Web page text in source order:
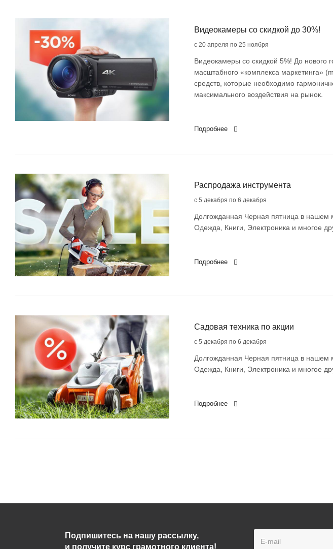
Видеокамеры со скидкой до 30%!
с 20 апреля по 25 ноября
Видеокамеры со скидкой 5%! До нового
масштабного «комплекса маркетинга»
средств, которые необходимо
максимального воздействия на рынок.
Подробнее
Распродажа инструмента
с 5 декабря по 6 декабря
Долгожданная Черная пятница в нашем
Одежда, Книги, Электроника и многое
Подробнее
Садовая техника по акции
с 5 декабря по 6 декабря
Долгожданная Черная пятница в нашем
Одежда, Книги, Электроника и многое
Подробнее
Подпишитесь на нашу рассылку,
и получите курс грамотного клиента!